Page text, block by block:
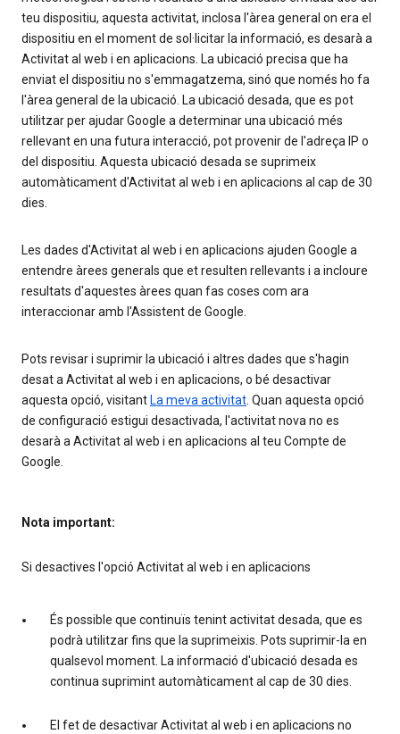
teu dispositiu, aquesta activitat, inclosa l'àrea general on era el
dispositiu en el moment de sol·licitar la informació, es desarà a
Activitat al web i en aplicacions. La ubicació precisa que ha
enviat el dispositiu no s'emmagatzema, sinó que només ho fa
l'àrea general de la ubicació. La ubicació desada, que es pot
utilitzar per ajudar Google a determinar una ubicació més
rellevant en una futura interacció, pot provenir de l'adreça IP o
del dispositiu. Aquesta ubicació desada se suprimeix
automàticament d'Activitat al web i en aplicacions al cap de 30
dies.
Les dades d'Activitat al web i en aplicacions ajuden Google a
entendre àrees generals que et resulten rellevants i a incloure
resultats d'aquestes àrees quan fas coses com ara
interaccionar amb l'Assistent de Google.
Pots revisar i suprimir la ubicació i altres dades que s'hagin
desat a Activitat al web i en aplicacions, o bé desactivar
aquesta opció, visitant La meva activitat. Quan aquesta opció
de configuració estigui desactivada, l'activitat nova no es
desarà a Activitat al web i en aplicacions al teu Compte de
Google.
Nota important:
Si desactives l'opció Activitat al web i en aplicacions
És possible que continuïs tenint activitat desada, que es
podrà utilitzar fins que la suprimeixis. Pots suprimir-la en
qualsevol moment. La informació d'ubicació desada es
continua suprimint automàticament al cap de 30 dies.
El fet de desactivar Activitat al web i en aplicacions no